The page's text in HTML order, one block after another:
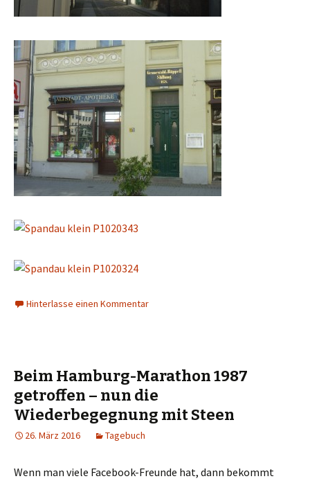
Hinterlasse einen Kommentar
Beim Hamburg-Marathon 1987
getroffen – nun die
Wiederbegegnung mit Steen
26. März 2016 Tagebuch
Wenn man viele Facebook-Freunde hat, dann bekommt